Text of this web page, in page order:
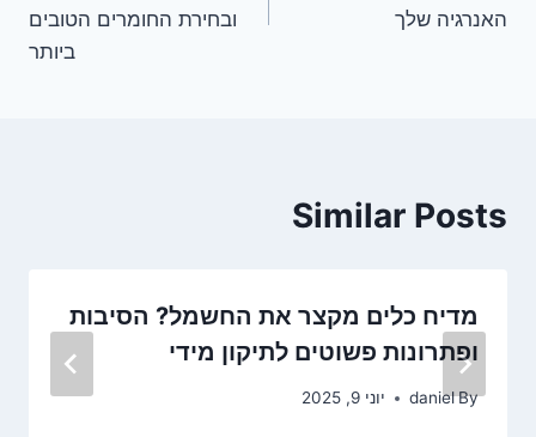
האנרגיה שלך
ובחירת החומרים הטובים
ביותר
Similar Posts
מדיח כלים מקצר את החשמל? הסיבות
ופתרונות פשוטים לתיקון מידי
By
daniel יוני 9, 2025